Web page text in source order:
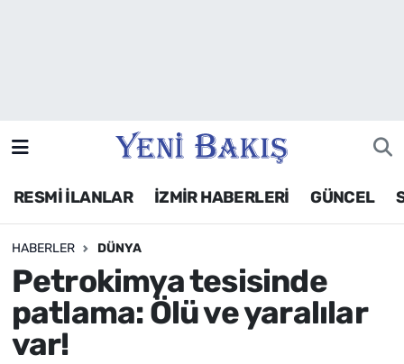
RESMİ İLANLAR İZMİR HABERLERİ GÜNCEL
HABERLER DÜNYA
Petrokimya tesisinde
patlama: Ölü ve yaralılar
var!
Siyaset
Asayiş / Polis-Adliye
Spor
Magazin